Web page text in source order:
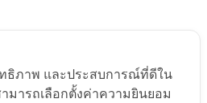
All Rights Reserved
ทธิภาพ และประสบการณ์ที่ดีใน
มารถเลือกตั้งค่าความยินยอม